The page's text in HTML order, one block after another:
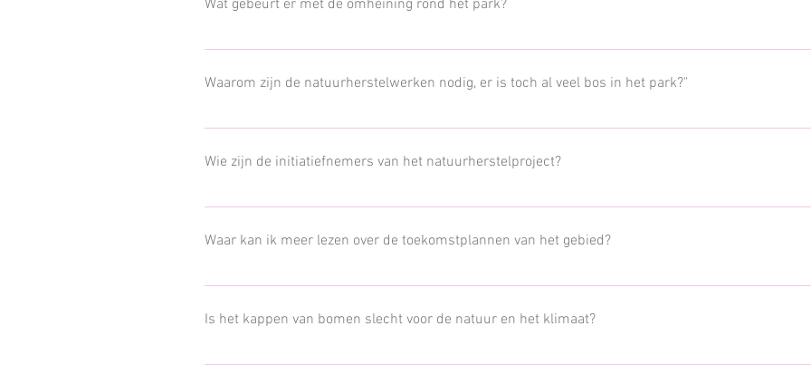
Wat gebeurt er met de omheining rond het park?
De omheining zal op termijn grotendeels verdwijnen. Wilde dieren kunnen zo ook hun intrede doen in het het
Waarom zijn de natuurherstelwerken nodig, er is toch al veel bos in het park?"
De natuur zal meer divers worden. Naast dennenbos, zal er meer heide zijn en ook de oude zandduinen die nu
uitgevoerd.
Wie zijn de initiatiefnemers van het natuurherstelproject?
De gemeente Houthalen-Helchteren werkt nauw samen met het Agentschap voor Natuur en Bos, het Regionaal
Waar kan ik meer lezen over de toekomstplannen van het gebied?
In het natuurbeheerplan wordt de visie naar natuurbeheer over een periode van 24 jaar neergeschreven. Dit
toekomst
Is het kappen van bomen slecht voor de natuur en het klimaat?
Om heide en landduin te herstellen, is het nodig om naaldbomen te kappen. In een eerste fase gaat dit over 13,5